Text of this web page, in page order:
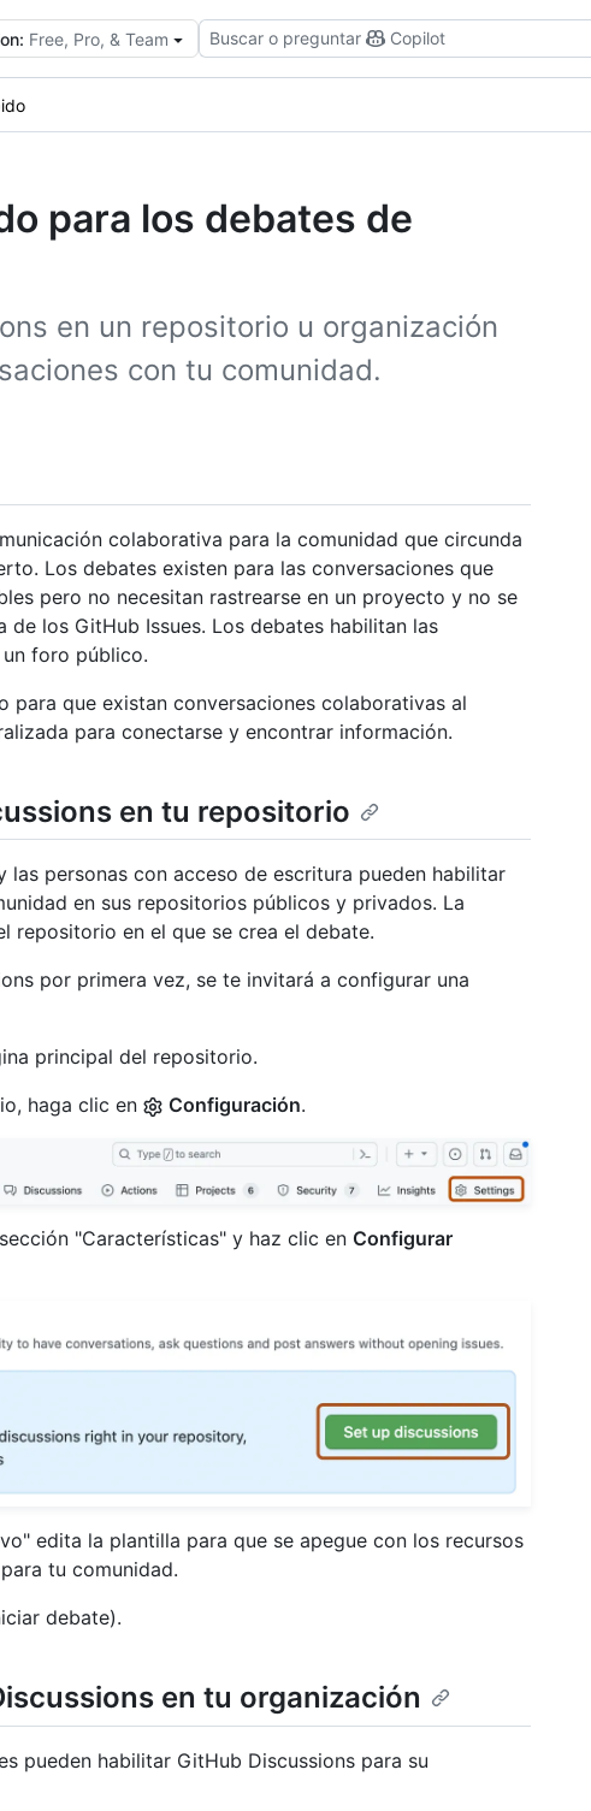
Free, Pro, & Team Buscar o preguntar Copilot
para los debates de
en un repositorio u organización
con tu comunidad.
colaborativa para la comunidad que circunda
Los debates existen para las conversaciones que
pero no necesitan rastrearse en un proyecto y no se
los GitHub Issues. Los debates habilitan las
foro público.
para que existan conversaciones colaborativas al
para conectarse y encontrar información.
en tu repositorio
personas con acceso de escritura pueden habilitar
en sus repositorios públicos y privados. La
repositorio en el que se crea el debate.
por primera vez, se te invitará a configurar una
principal del repositorio.
haga clic en
Configuración.
"Características" y haz clic en Configurar
edita la plantilla para que se apegue con los recursos
tu comunidad.
debate).
en tu organización
pueden habilitar GitHub Discussions para su